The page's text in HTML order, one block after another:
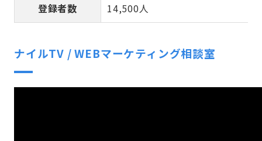
登録者数 14,500人
ナイルTV / WEBマーケティング相談室